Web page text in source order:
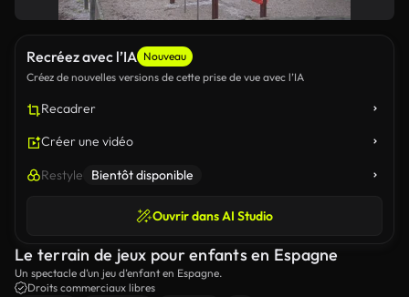
Recréez avec l’IA Nouveau
Créez de nouvelles versions de cette prise de vue avec l’IA
Recadrer
Créer une vidéo
Restyle Bientôt disponible
Ouvrir dans AI Studio
Le terrain de jeux pour enfants en Espagne
Un spectacle d’un jeu d’enfant en Espagne.
Droits commerciaux libres